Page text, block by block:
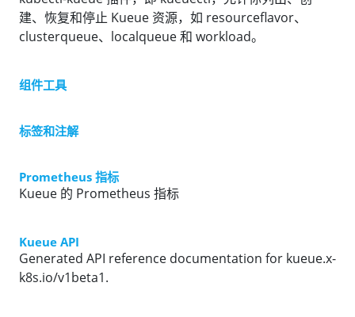
建、恢复和停止 Kueue 资源，如 resourceflavor、
clusterqueue、localqueue 和 workload。
组件工具
标签和注解
Prometheus 指标
Kueue 的 Prometheus 指标
Kueue API
Generated API reference documentation for kueue.x-
k8s.io/v1beta1.